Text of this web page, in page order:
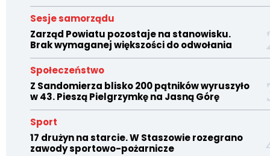
Sesje samorządu
Zarząd Powiatu pozostaje na stanowisku.
Brak wymaganej większości do odwołania
Społeczeństwo
Z Sandomierza blisko 200 pątników wyruszyło
w 43. Pieszą Pielgrzymkę na Jasną Górę
Sport
17 drużyn na starcie. W Staszowie rozegrano
zawody sportowo-pożarnicze